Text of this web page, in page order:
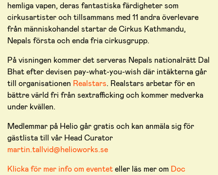
hemliga vapen, deras fantastiska färdigheter som
cirkusartister och tillsammans med 11 andra överlevare
från människohandel startar de Cirkus Kathmandu,
Nepals första och enda fria cirkusgrupp.
På visningen kommer det serveras Nepals nationalrätt Dal
Bhat efter devisen pay-what-you-wish där intäkterna går
till organisationen Realstars. Realstars arbetar för en
bättre värld fri från sextrafficking och kommer medverka
under kvällen.
Medlemmar på Helio går gratis och kan anmäla sig för
gästlista till vår Head Curator
martin.tallvid@helioworks.se
Klicka för mer info om eventeteller läs mer om Doc